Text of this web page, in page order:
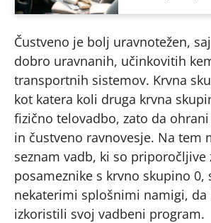
Čustveno je bolj uravnotežen,
dobro uravnanih, učinkovitih
transportnih sistemov. Krvna
kot katera koli druga krvna
fizično telovadbo, zato da
in čustveno ravnovesje. Na tem
seznam vadb, ki so priporočljive
posameznike s krvno skupino 0,
nekaterimi splošnimi namigi,
izkoristili svoj vadbeni program.